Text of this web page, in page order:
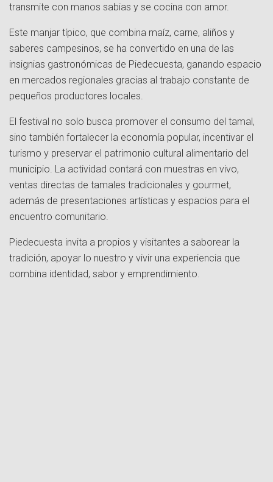
transmite con manos sabias y se cocina con amor.
Este manjar típico, que combina maíz, carne, aliños y
saberes campesinos, se ha convertido en una de las
insignias gastronómicas de Piedecuesta, ganando espacio
en mercados regionales gracias al trabajo constante de
pequeños productores locales.
El festival no solo busca promover el consumo del tamal,
sino también fortalecer la economía popular, incentivar el
turismo y preservar el patrimonio cultural alimentario del
municipio. La actividad contará con muestras en vivo,
ventas directas de tamales tradicionales y gourmet,
además de presentaciones artísticas y espacios para el
encuentro comunitario.
Piedecuesta invita a propios y visitantes a saborear la
tradición, apoyar lo nuestro y vivir una experiencia que
combina identidad, sabor y emprendimiento.